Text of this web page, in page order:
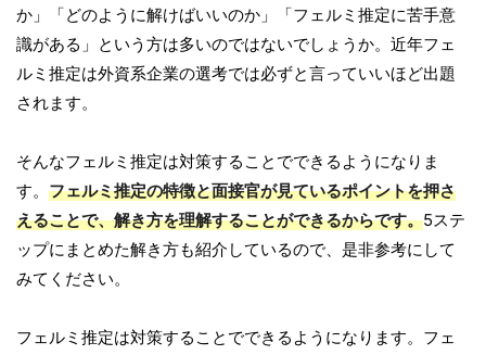
か」「どのように解けばいいのか」「フェルミ推定に苦手意
識がある」という方は多いのではないでしょうか。近年フェ
ルミ推定は外資系企業の選考では必ずと言っていいほど出題
されます。
そんなフェルミ推定は対策することでできるようになりま
す。 フェルミ推定の特徴と面接官が見ているポイントを押さ
えることで、解き方を理解することができるからです。5ステ
ップにまとめた解き方も紹介しているので、是非参考にして
みてください。
フェルミ推定は対策することでできるようになります。フェ